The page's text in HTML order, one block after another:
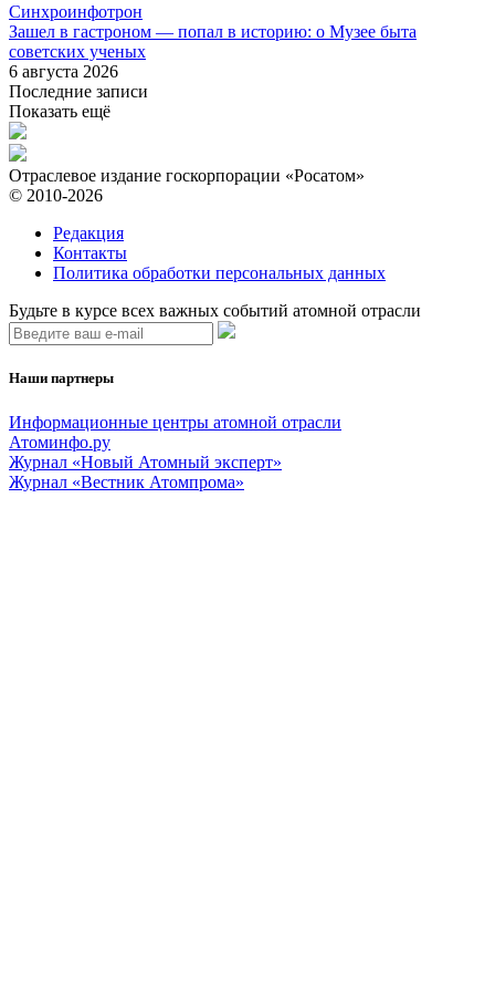
Синхроинфотрон
Зашел в гастроном — попал в историю: о Музее быта
советских ученых
6 августа 2026
Последние записи
Показать ещё
Отраслевое издание госкорпорации «Росатом»
© 2010-2026
Редакция
Контакты
Политика обработки персональных данных
Будьте в курсе всех важных событий атомной отрасли
Наши партнеры
Информационные центры атомной отрасли
Атоминфо.ру
Журнал «Новый Атомный эксперт»
Журнал «Вестник Атомпрома»